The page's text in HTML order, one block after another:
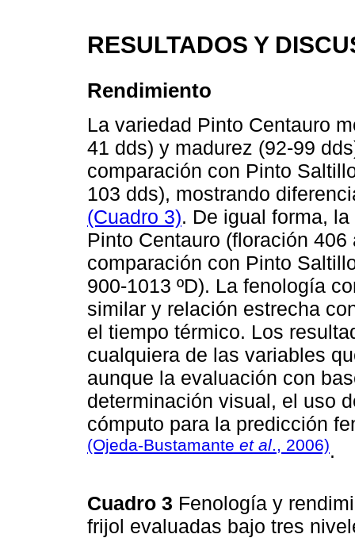
RESULTADOS Y
Rendimiento
La variedad Pinto Centauro
41 dds) y madurez (92-99
comparación con Pinto
103 dds), mostrando
(Cuadro 3). De igual forma,
Pinto Centauro (floración 406
comparación con Pinto
900-1013 ºD). La fenología
similar y relación estrecha
el tiempo térmico. Los
cualquiera de las variables
aunque la evaluación con
determinación visual, el uso
cómputo para la predicción
(Ojeda-Bustamante et al., 2006).
Cuadro 3 Fenología y
frijol evaluadas bajo tres